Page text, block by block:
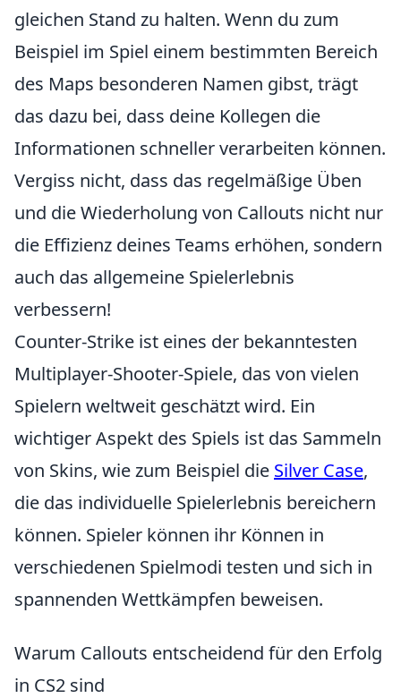
gleichen Stand zu halten. Wenn du zum
Beispiel im Spiel einem bestimmten Bereich
des Maps besonderen Namen gibst, trägt
das dazu bei, dass deine Kollegen die
Informationen schneller verarbeiten können.
Vergiss nicht, dass das regelmäßige Üben
und die Wiederholung von Callouts nicht nur
die Effizienz deines Teams erhöhen, sondern
auch das allgemeine Spielerlebnis
verbessern!
Counter-Strike ist eines der bekanntesten
Multiplayer-Shooter-Spiele, das von vielen
Spielern weltweit geschätzt wird. Ein
wichtiger Aspekt des Spiels ist das Sammeln
von Skins, wie zum Beispiel die Silver Case,
die das individuelle Spielerlebnis bereichern
können. Spieler können ihr Können in
verschiedenen Spielmodi testen und sich in
spannenden Wettkämpfen beweisen.
Warum Callouts entscheidend für den Erfolg
in CS2 sind